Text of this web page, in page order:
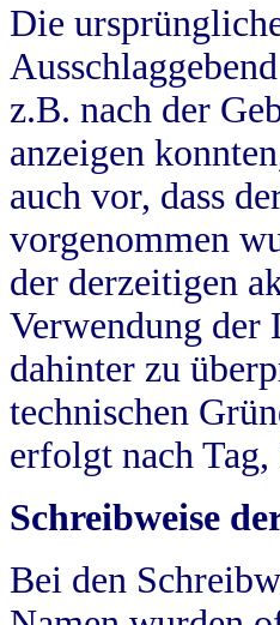
Die
z.B. nach der
anzeigen
auch vor, dass
vorgenommen
der derzeitigen
Verwendung der
dahinter zu
technischen
erfolgt nach
Schreibweise
Bei den